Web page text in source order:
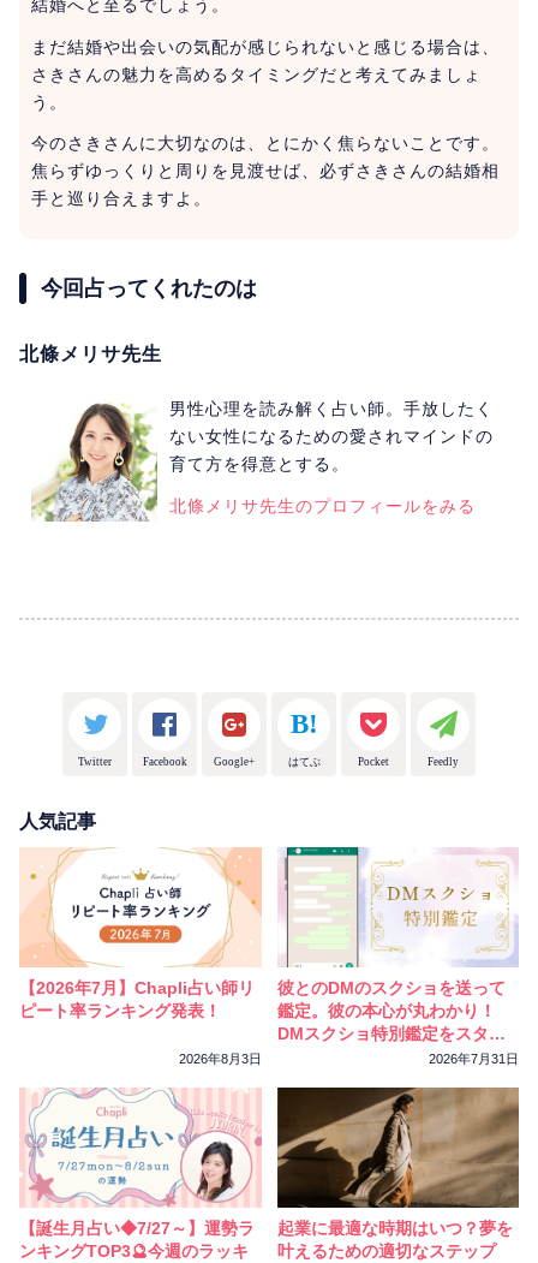
結婚へと至るでしょう。
まだ結婚や出会いの気配が感じられないと感じる場合は、
さきさんの魅力を高めるタイミングだと考えてみましょ
う。
今のさきさんに大切なのは、とにかく焦らないことです。
焦らずゆっくりと周りを見渡せば、必ずさきさんの結婚相
手と巡り合えますよ。
今回占ってくれたのは
北條メリサ先生
男性心理を読み解く占い師。手放したく
ない女性になるための愛されマインドの
育て方を得意とする。
北條メリサ先生のプロフィールをみる
Twitter Facebook Google+ はてぶ Pocket Feedly
人気記事
【2026年7月】Chapli占い師リ
ピート率ランキング発表！
2026年8月3日
彼とのDMのスクショを送って
鑑定。彼の本心が丸わかり！
DMスクショ特別鑑定をスター
2026年7月31日
【誕生月占い◆7/27～】運勢ラ
ンキングTOP3🔮今週のラッキ
起業に最適な時期はいつ？夢を
叶えるための適切なステップ